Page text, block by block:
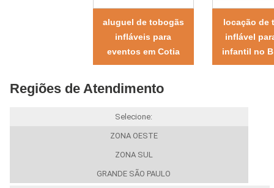
aluguel de tobogãs
infláveis para
eventos em Cotia
locação de
inflável
infantil no
Regiões de Atendimento
Selecione:
ZONA OESTE
ZONA SUL
GRANDE SÃO PAULO